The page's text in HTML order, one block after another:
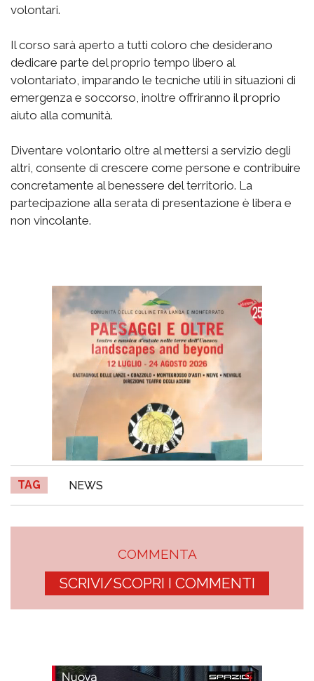
volontari.
Il corso sarà aperto a tutti coloro che desiderano
dedicare parte del proprio tempo libero al
volontariato, imparando le tecniche utili in situazioni di
emergenza e soccorso, inoltre offriranno il proprio
aiuto alla comunità.
Diventare volontario oltre al mettersi a servizio degli
altri, consente di crescere come persone e contribuire
concretamente al benessere del territorio. La
partecipazione alla serata di presentazione è libera e
non vincolante.
TAG NEWS
COMMENTA
SCRIVI/SCOPRI I COMMENTI